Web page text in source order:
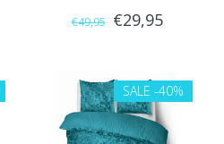
€49,95 €29,95
SALE -40%